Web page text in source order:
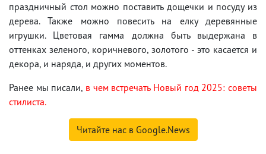
праздничный стол можно поставить дощечки и посуду из
дерева. Также можно повесить на елку деревянные
игрушки. Цветовая гамма должна быть выдержана в
оттенках зеленого, коричневого, золотого - это касается и
декора, и наряда, и других моментов.
Ранее мы писали, в чем встречать Новый год 2025: советы
стилиста.
Читайте нас в Google.News